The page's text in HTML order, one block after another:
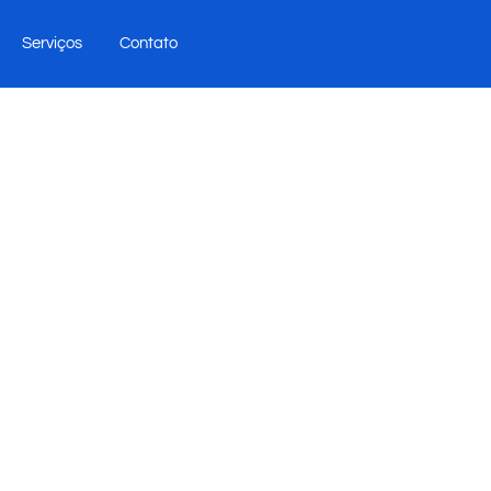
Serviços Contato